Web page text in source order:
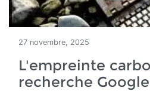
27 novembre, 2025
L'empreinte
recherche